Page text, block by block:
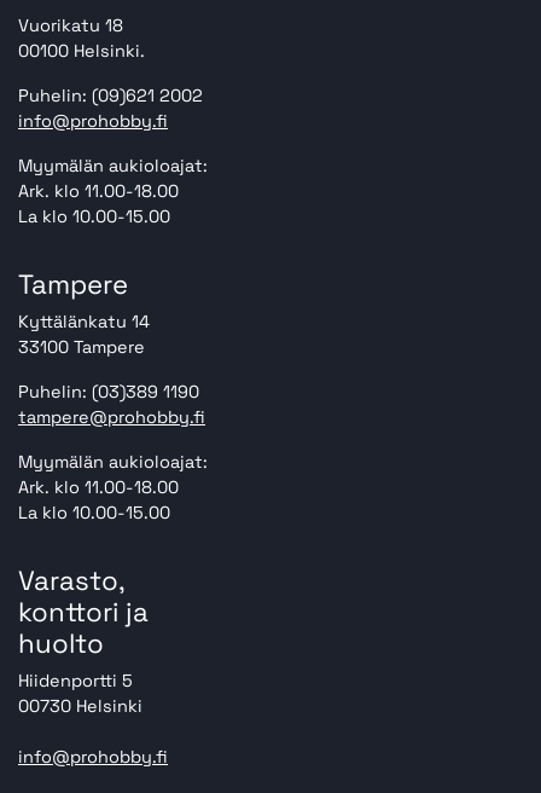
Vuorikatu 18
00100 Helsinki.
Puhelin: (09)621 2002
info@prohobby.fi
Myymälän aukioloajat:
Ark. klo 11.00-18.00
La klo 10.00-15.00
Tampere
Kyttälänkatu 14
33100 Tampere
Puhelin: (03)389 1190
tampere@prohobby.fi
Myymälän aukioloajat:
Ark. klo 11.00-18.00
La klo 10.00-15.00
Varasto,
konttori ja
huolto
Hiidenportti 5
00730 Helsinki
info@prohobby.fi